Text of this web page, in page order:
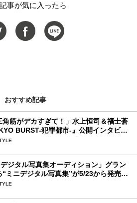
事が気に入ったら
おすすめ記事
角筋がデカすぎて！」水上恒司＆福士蒼
BURST-犯罪都市-』公開インタビュ
ジタル写真集オーディション」グラン
“ミニデジタル写真集”が5/23から発売！
個性あふれる18冊